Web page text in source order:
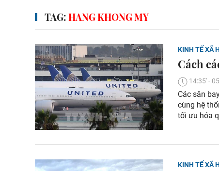
TAG:HANG KHONG MY
KINH TẾ XÃ
Cách
14:35' -
Các sân
cùng hệ
tối ưu hóa
KINH TẾ XÃ